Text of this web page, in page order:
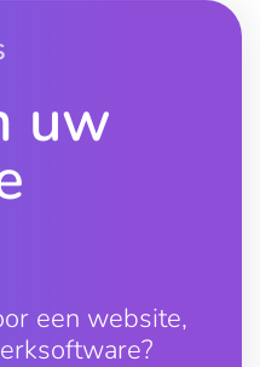
uw
een website,